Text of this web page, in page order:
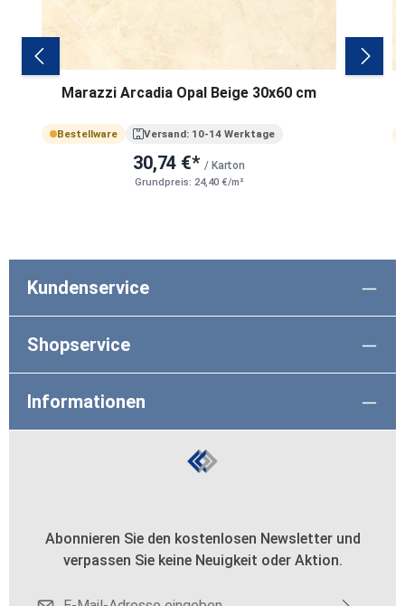
Marazzi Arcadia Opal Beige 30x60 cm
Bestellware Versand: 10-14 Werktage
30,74 €* / Karton
Grundpreis: 24,40 €/m²
Kundenservice
Shopservice
Informationen
Abonnieren Sie den kostenlosen Newsletter und
verpassen Sie keine Neuigkeit oder Aktion.